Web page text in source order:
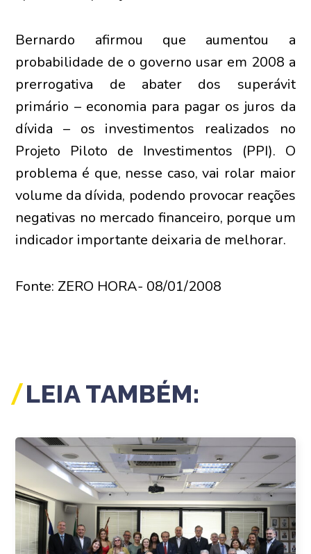
Bernardo afirmou que aumentou a
probabilidade de o governo usar em 2008 a
prerrogativa de abater dos superávit
primário – economia para pagar os juros da
dívida – os investimentos realizados no
Projeto Piloto de Investimentos (PPI). O
problema é que, nesse caso, vai rolar maior
volume da dívida, podendo provocar reações
negativas no mercado financeiro, porque um
indicador importante deixaria de melhorar.
Fonte: ZERO HORA- 08/01/2008
LEIA TAMBÉM: